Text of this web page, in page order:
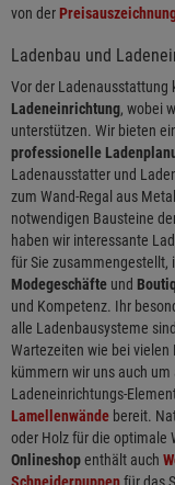
von der
Ladenbau und
Vor der Ladenausstattung
Ladeneinrichtung, wobei
unterstützen. Wir bieten
professionelle
Ladenausstatter und
zum Wand-Regal aus
notwendigen Bausteine
haben wir interessante
für Sie zusammengestellt,
Modegeschäfte und
und Kompetenz. Ihr
alle Ladenbausysteme sind
Wartezeiten wie bei
kümmern wir uns auch
Ladeneinrichtungs-
Lamellenwände bereit.
oder Holz für die optimale
Onlineshopenthält auch